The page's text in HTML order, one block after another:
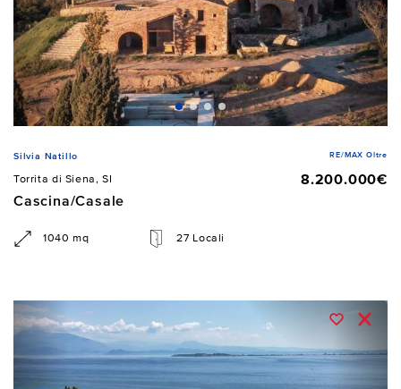
Silvia Natillo RE/MAX Oltre
Torrita di Siena, SI
8.200.000€
Cascina/Casale
1040 mq 27 Locali